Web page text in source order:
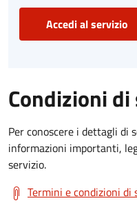
Accedi al servizio
Condizioni
Per conoscere i dettagli di
informazioni importanti,
servizio.
Termini e condizioni di